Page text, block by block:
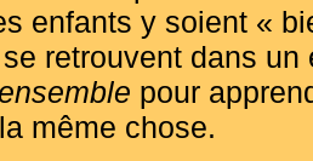
enfants y soient «
se retrouvent dans
pour
même chose.